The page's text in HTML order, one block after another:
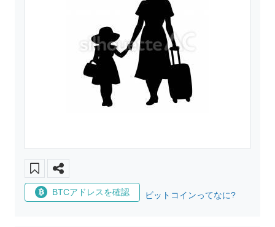
BTCアドレスを確認 ビットコインってなに?